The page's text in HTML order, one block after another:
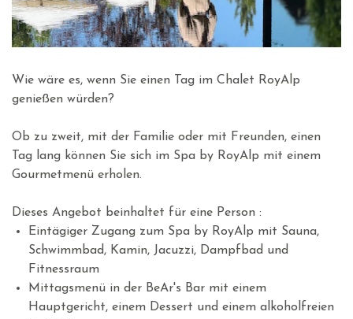
Wie wäre es, wenn Sie einen Tag im Chalet RoyAlp
genießen würden?
Ob zu zweit, mit der Familie oder mit Freunden, einen
Tag lang können Sie sich im Spa by RoyAlp mit einem
Gourmetmenü erholen.
Dieses Angebot beinhaltet für eine Person :
Eintägiger Zugang zum Spa by RoyAlp mit Sauna,
Schwimmbad, Kamin, Jacuzzi, Dampfbad und
Fitnessraum
Mittagsmenü in der BeAr's Bar mit einem
Hauptgericht, einem Dessert und einem alkoholfreien